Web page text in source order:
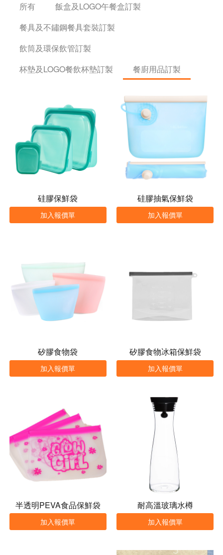
所有
飯盒及LOGO午餐盒訂製
餐具及不鏽鋼餐具套裝訂製
飲筒及環保飲管訂製
杯墊及LOGO餐飲杯墊訂製
餐廚用品訂製
硅膠保鮮袋
加入報價單
硅膠抽氣保鮮袋
加入報價單
矽膠食物袋
加入報價單
矽膠食物冰箱保鮮袋
加入報價單
半透明PEVA食品保鮮袋
加入報價單
耐高溫玻璃水樽
加入報價單